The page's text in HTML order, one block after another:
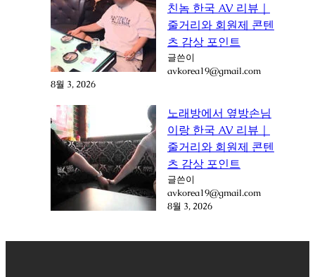
친놈 한국 AV 리뷰｜
줄거리와 회원제 콘텐
츠 감상 포인트
글쓴이
avkorea19@gmail.com
8월 3, 2026
노래방에서 옆방손님
이랑 한국 AV 리뷰｜
줄거리와 회원제 콘텐
츠 감상 포인트
글쓴이
avkorea19@gmail.com
8월 3, 2026